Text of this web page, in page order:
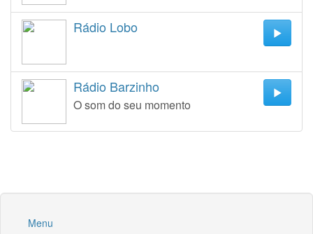
Rádio Lobo
Rádio Barzinho
O som do seu momento
Menu